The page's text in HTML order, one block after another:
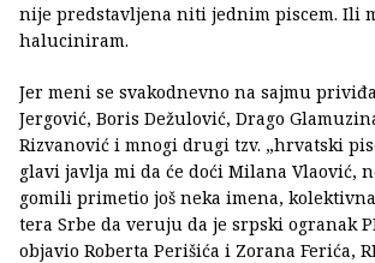
nije predstavljena niti jednim piscem. Ili
haluciniram.
Jer meni se svakodnevno na sajmu
Jergović, Boris Dežulović, Drago
Rizvanović i mnogi drugi tzv. „hrvatski
glavi javlja mi da će doći Milana Vlaović,
gomili primetio još neka imena,
tera Srbe da veruju da je srpski ogranak
objavio Roberta Perišića i Zorana Ferića,